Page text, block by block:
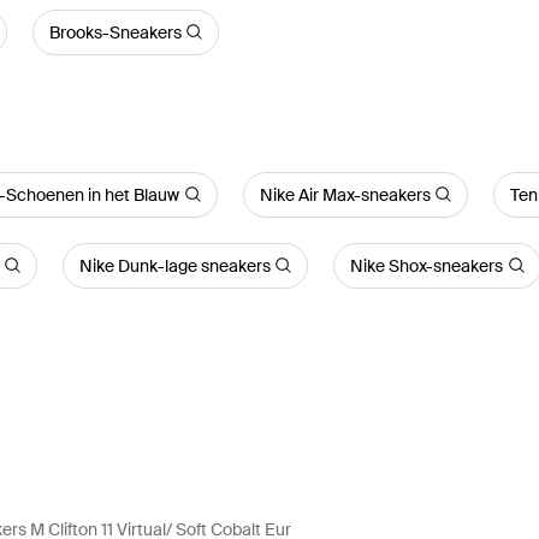
Brooks-Sneakers
in het Blauw Nike Air Max-sneakers
Nike Dunk-lage sneakers Nike Shox-sneakers
M Clifton 11 Virtual/ Soft Cobalt Eur